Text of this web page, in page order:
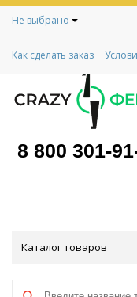
Не выбрано
Как сделать заказ
Контакты
Социальный контракт
8 800 301-
Каталог товаров